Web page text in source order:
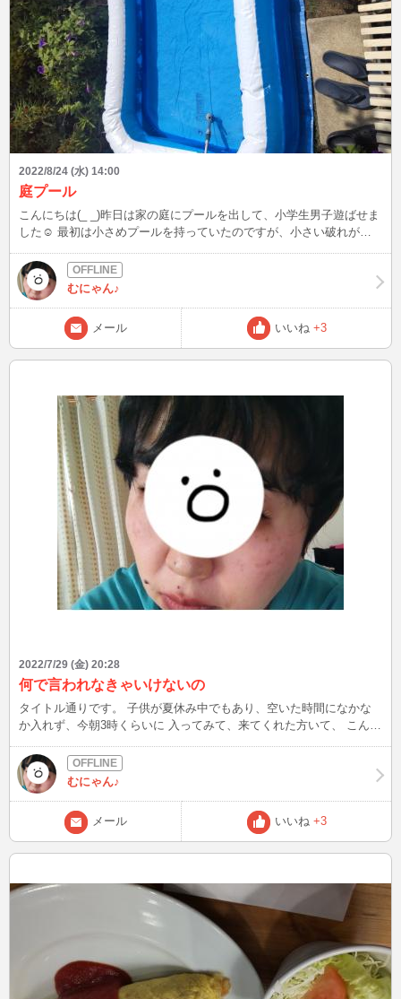
2022/8/24 (水) 14:00
庭プール
こんにちは(_ _)昨日は家の庭にプールを出して、小学生男子遊ばせま
した☺️ 最初は小さめプールを持っていたのですが、小さい破れがあ
かし、実際に空気を入れてみたら、大きい😲場所取る❕❕ でも、楽しん
で貰えるならと頑張りました笑🤣🤣 仲良しの子を誘ってみたのです
が、夏休み中ともあり、予定があったようで惨敗😭😭結局親子で楽
しみました。 水着姿は決して色気のあるものではないので、お見せ
出来ませんが、見たいよー て勇気のある方いらっしゃいましたらお
知らせ下さい🤣🤣
むにゃん♪
メール いいね +3
2022/7/29 (金) 20:28
何で言われなきゃいけないの
タイトル通りです。 子供が夏休み中でもあり、空いた時間になかな
か入れず、今朝3時くらいに 入ってみて、来てくれた方いて、 こんな
やっていけないと思います。と一言だけ残し、去って行かれました。
何で言われないといけないの！ 最初は顔出し無しでやってました。
でも慣れて来たので、顔出しも良いかなて考えて、入れる時は顔出し
してますが、こんな言われるなんて(T-T) わかってますよ。自分は美
人ではない事くらい！でも、お話する事が好きだから 面と向かって
話したいなて思ったのに この言われよう。 正直凹みましたよ。 運営
客様もいて、私自身励みにもなります！ ありがとうございます✨
長々と書いてしまいましたが、これは！と思ったので。 失礼しまし
むにゃん♪
メール いいね +3